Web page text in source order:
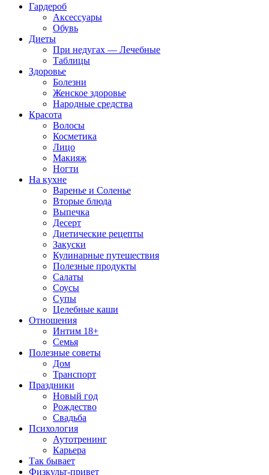
Гардероб
Аксессуары
Обувь
Диеты
При недугах — Лечебные
Таблицы
Здоровье
Болезни
Женское здоровье
Народные средства
Красота
Волосы
Косметика
Лицо
Макияж
Ногти
На кухне
Варенье и Соленье
Вторые блюда
Выпечка
Десерт
Диетические рецепты
Закуски
Кулинарные путешествия
Полезные продукты
Салаты
Соусы
Супы
Целебные каши
Отношения
Интим 18+
Семья
Полезные советы
Дом
Транспорт
Праздники
Новый год
Рождество
Свадьба
Психология
Аутотренинг
Карьера
Так бывает
Физкульт-привет